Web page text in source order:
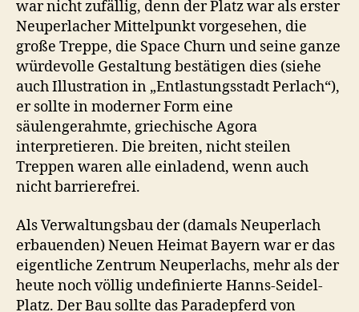
war nicht zufällig, denn der Platz war als erster
Neuperlacher Mittelpunkt vorgesehen, die
große Treppe, die Space Churn und seine ganze
würdevolle Gestaltung bestätigen dies (siehe
auch Illustration in „Entlastungsstadt Perlach“),
er sollte in moderner Form eine
säulengerahmte, griechische Agora
interpretieren. Die breiten, nicht steilen
Treppen waren alle einladend, wenn auch
nicht barrierefrei.
Als Verwaltungsbau der (damals Neuperlach
erbauenden) Neuen Heimat Bayern war er das
eigentliche Zentrum Neuperlachs, mehr als der
heute noch völlig undefinierte Hanns-Seidel-
Platz. Der Bau sollte das Paradepferd von